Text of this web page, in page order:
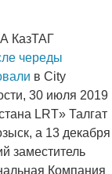
КазТАГ
череды
в City
30 июля 2019
LRT» Талгат
а 13 декабря
заместитель
Компания